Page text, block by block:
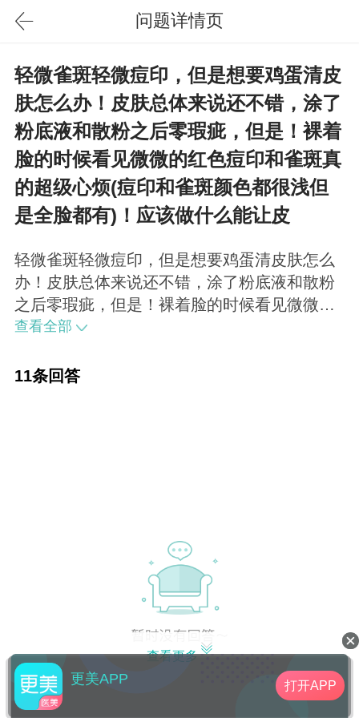
问题详情页
轻微雀斑轻微痘印，但是想要鸡蛋清皮
肤怎么办！皮肤总体来说还不错，涂了
粉底液和散粉之后零瑕疵，但是！裸着
脸的时候看见微微的红色痘印和雀斑真
的超级心烦(痘印和雀斑颜色都很浅但
是全脸都有)！应该做什么能让皮
轻微雀斑轻微痘印，但是想要鸡蛋清皮肤怎么
办！皮肤总体来说还不错，涂了粉底液和散粉
之后零瑕疵，但是！裸着脸的时候看见微微的
红色痘印和雀斑真的超级心烦(痘印和雀斑颜色
更好？而且不反弹！价位大概是多少？谢谢
查看全部
11条回答
查看更多
更美APP 打开APP